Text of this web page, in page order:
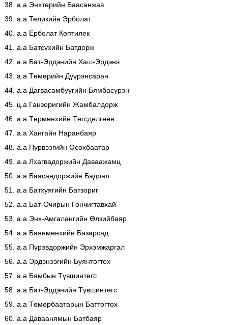
38. а.а Энхтөрийн Баасанжав
39. а.а Теликийн Эрболат
40. а.а Ерболат Көптилек
41. а.а Батсүхийн Батдорж
42. а.а Бат-Эрдэнийн Хаш-Эрдэнэ
43. а.а Төмөрийн Дүүрэнсаран
44. а.а Дагвасамбуугийн Бямбасүрэн
45. ц.а Ганзоригийн Жамбалдорж
46. а.а Төрмөнхийн Төгсдөлгөөн
47. а.а Хангайн Наранбаяр
48. а.а Пүрвээгийн Өсөхбаатар
49. а.а Лхагвадоржийн Даваажамц
50. а.а Баасандоржийн Бадрал
51. а.а Батхуягийн Батзориг
52. а.а Бат-Очирын Гончигтавхай
53. а.а Энх-Амгалангийн Өлзийбаяр
54. а.а Баянмөнхийн Базарсад
55. а.а Пүрэвдоржийн Эрхэмжаргал
56. а.а Эрдэнээгийн Буянтогтох
57. а.а Бямбын Түвшинтөгс
58. а.а Бат-Эрдэнийн Түвшинтөгс
59. а.а Төмөрбаатарын Баттогтох
60. а.а Даваанямын Батбаяр